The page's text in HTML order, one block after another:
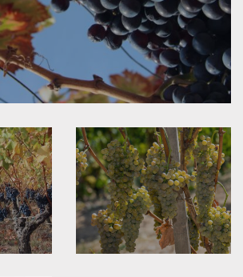
de la syrah
du
A la
découverte du
viognier